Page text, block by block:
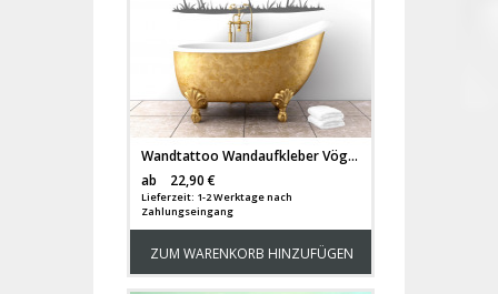
Wandtattoo Wandaufkleber Vögel Kraniche auf Wiese M1422
ab
22,90 €
Lieferzeit: 1-2 Werktage nach
Zahlungseingang
ZUM WARENKORB HINZUFÜGEN